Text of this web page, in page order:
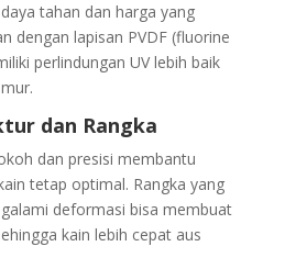
tahan dan harga yang
dengan lapisan PVDF (fluorine
perlindungan UV lebih baik
dan Rangka
dan presisi membantu
tetap optimal. Rangka yang
deformasi bisa membuat
kain lebih cepat aus